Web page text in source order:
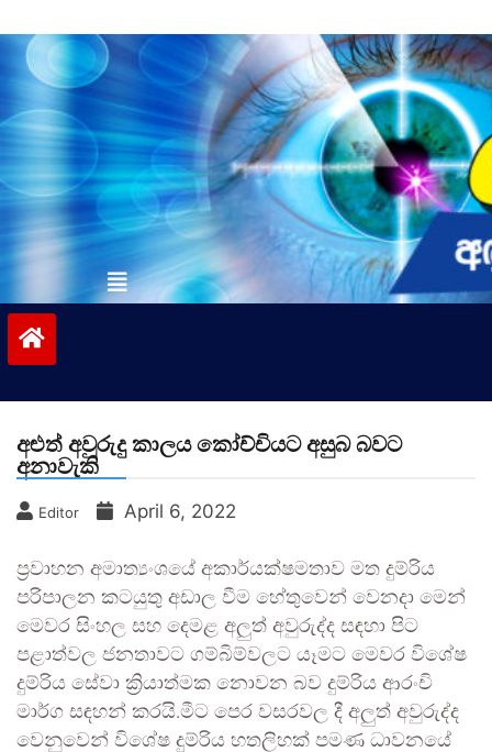
to
contentvinivida.lk
අළුත් අවුරුදු කාලය කෝච්චියට අසුබ බවට
අනාවැකි
Editor April 6, 2022
ප්‍රවාහන අමාත්‍යංශයේ අකාර්යක්ෂමතාව මත දුම්රිය
පරිපාලන කටයුතු අඩාල වීම හේතුවෙන් වෙනදා මෙන්
මෙවර සිංහල සහ දෙමළ අලුත් අවුරුද්ද සඳහා පිට
පළාත්වල ජනතාවට ගම්බිම්වලට යෑමට මෙවර විශේෂ
දුම්රිය සේවා ක්‍රියාත්මක නොවන බව දුම්රිය ආරංචි
මාර්ග සඳහන් කරයි.මීට පෙර වසරවල දී අලුත් අවුරුද්ද
වෙනුවෙන් විශේෂ දුම්රිය හතලිහක් පමණ ධාවනයේ